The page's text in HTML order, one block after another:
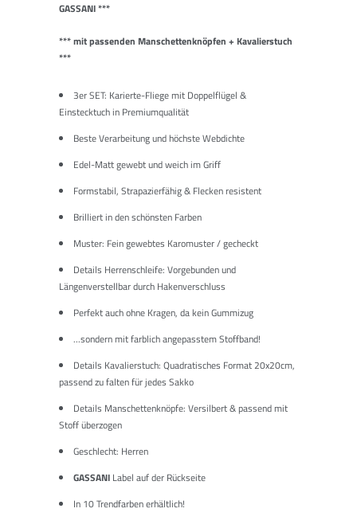
GASSANI ***
*** mit passenden Manschettenknöpfen + Kavalierstuch
***
3er SET: Karierte-Fliege mit Doppelflügel &
Einstecktuch in Premiumqualität
Beste Verarbeitung und höchste Webdichte
Edel-Matt gewebt und weich im Griff
Formstabil, Strapazierfähig & Flecken resistent
Brilliert in den schönsten Farben
Muster: Fein gewebtes Karomuster / gecheckt
Details Herrenschleife: Vorgebunden und
Längenverstellbar durch Hakenverschluss
Perfekt auch ohne Kragen, da kein Gummizug
...sondern mit farblich angepasstem Stoffband!
Details Kavalierstuch: Quadratisches Format 20x20cm,
passend zu falten für jedes Sakko
Details Manschettenknöpfe: Versilbert & passend mit
Stoff überzogen
Geschlecht: Herren
GASSANI Label auf der Rückseite
In 10 Trendfarben erhältlich!